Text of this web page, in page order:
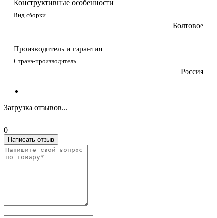
Конструктивные особенности
Вид сборки
Болтовое
Производитель и гарантия
Страна-производитель
Россия
Загрузка отзывов...
0
Написать отзыв